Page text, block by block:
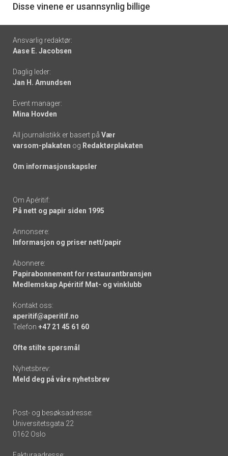
6
Disse vinene er usannsynlig billige
Footer
-
links
Ansvarlig redaktør:
Aase E. Jacobsen
Daglig leder:
Jan H. Amundsen
Event manager:
Mina Hovden
All journalistikk er basert på Vær
varsom-plakaten og Redaktørplakaten
Om informasjonskapsler
Om Apéritif:
På nett og papir siden 1995
Annonsere:
Informasjon og priser nett/papir
Abonnere:
Papirabonnement for restaurantbransjen
Medlemskap Apéritif Mat- og vinklubb
Kontakt oss:
aperitif@aperitif.no
Telefon +47 21 45 61 60
Ofte stilte spørsmål
Nyhetsbrev:
Meld deg på våre nyhetsbrev
Post- og besøksadresse:
Universitetsgata 22
0162 Oslo